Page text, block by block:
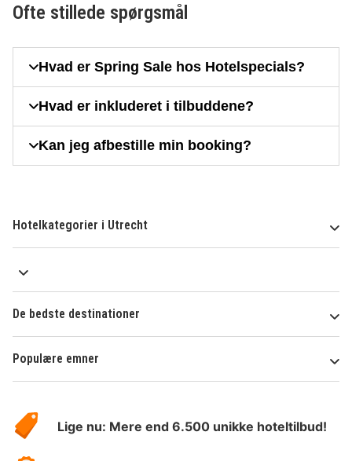
Ofte stillede spørgsmål
Hvad er Spring Sale hos Hotelspecials?
Hvad er inkluderet i tilbuddene?
Kan jeg afbestille min booking?
Hotelkategorier i Utrecht
De bedste destinationer
Populære emner
HotelSpecials
Lige nu: Mere end 6.500 unikke hoteltilbud!